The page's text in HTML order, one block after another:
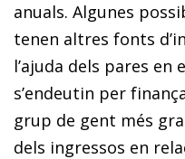
anuals. Algunes
tenen altres fonts
l’ajuda dels pares en
s’endeutin per
grup de gent més
dels ingressos en